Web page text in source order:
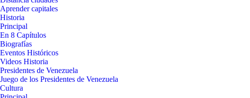
Aprender capitales
Historia
Principal
En 8 Capítulos
Biografías
Eventos Históricos
Videos Historia
Presidentes de Venezuela
Juego de los Presidentes de Venezuela
Cultura